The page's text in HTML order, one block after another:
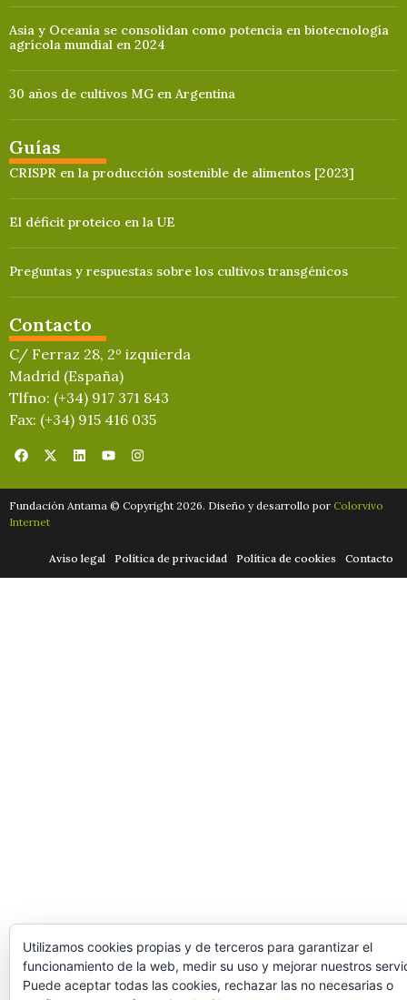
Asia y Oceanía se consolidan como potencia en biotecnología
agrícola mundial en 2024
30 años de cultivos MG en Argentina
Guías
CRISPR en la producción sostenible de alimentos [2023]
El déficit proteico en la UE
Preguntas y respuestas sobre los cultivos transgénicos
Contacto
C/ Ferraz 28, 2º izquierda
Madrid (España)
Tlfno: (+34) 917 371 843
Fax: (+34) 915 416 035
Fundación Antama © Copyright 2026. Diseño y desarrollo por Colorvivo
Internet
Aviso legal Política de privacidad Política de cookies Contacto
Utilizamos cookies propias y de terceros para garantizar el
funcionamiento de la web, medir su uso y mejorar nuestros
Puede aceptar todas las cookies, rechazar las no necesarias o